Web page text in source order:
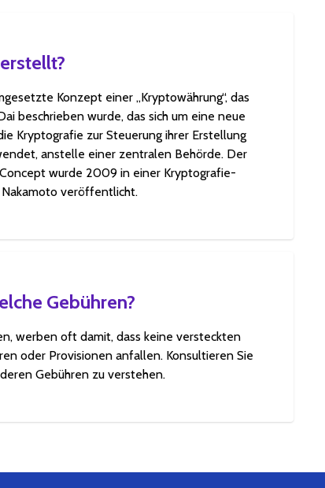
Konzept einer „Kryptowährung“, das
beschrieben wurde, das sich um eine neue
Kryptografie zur Steuerung ihrer Erstellung
anstelle einer zentralen Behörde. Der
wurde 2009 in einer Kryptografie-
veröffentlicht.
Gebühren?
werben oft damit, dass keine versteckten
oder Provisionen anfallen. Konsultieren Sie
Gebühren zu verstehen.